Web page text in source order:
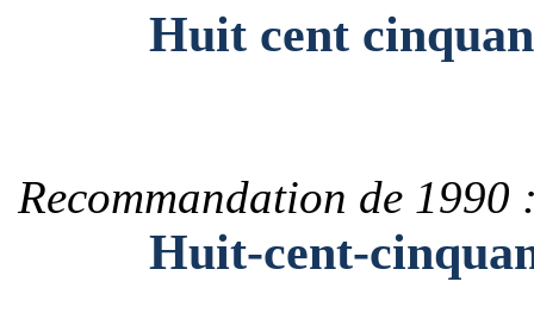
Huit cent cinquante
Recommandation de 1990
Huit-cent-